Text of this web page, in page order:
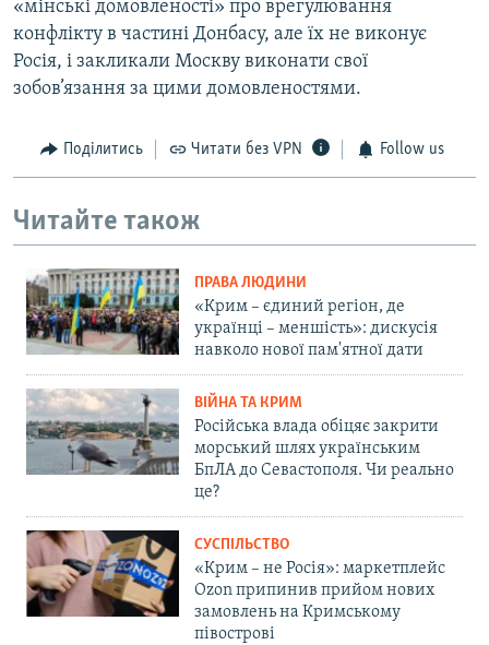
«мінські домовленості» про врегулювання
конфлікту в частині Донбасу, але їх не виконує
Росія, і закликали Москву виконати свої
зобов’язання за цими домовленостями.
Поділитись Читати без VPN Follow us
Читайте також
ПРАВА ЛЮДИНИ
«Крим – єдиний регіон, де
українці – меншість»: дискусія
навколо нової пам'ятної дати
ВІЙНА ТА КРИМ
Російська влада обіцяє закрити
морський шлях українським
БпЛА до Севастополя. Чи реально
це?
СУСПІЛЬСТВО
«Крим – не Росія»: маркетплейс
Ozon припинив прийом нових
замовлень на Кримському
півострові